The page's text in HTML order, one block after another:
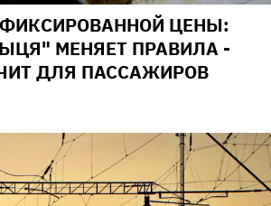
ЦЕНЫ:
МЕНЯЕТ ПРАВИЛА -
ДЛЯ ПАССАЖИРОВ